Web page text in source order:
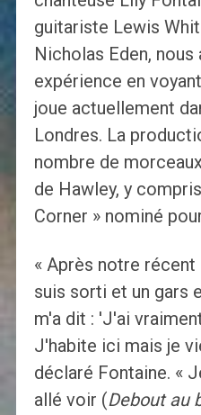
guitariste Lewis
Nicholas Eden, nous
expérience en
joue actuellement
Londres. La
nombre de
de Hawley, y
Corner » nominé
« Après notre récent
suis sorti et un gars
m'a dit : 'J'ai
J'habite ici mais je
déclaré Fontaine. «
allé voir (Debout au